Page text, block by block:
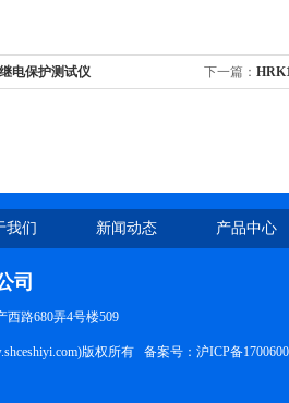
电保护测试仪 下一篇：
我们 新闻动态 产品中心
司
路680弄4号楼509
版权所有 备案号： 沪ICP备